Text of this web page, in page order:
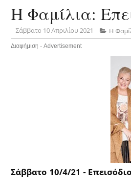
Η Φαμίλια:
Σάββατο 10 Απριλίου 2021 Η
Διαφήμιση - Advertisement
Σάββατο 10/4/21 -